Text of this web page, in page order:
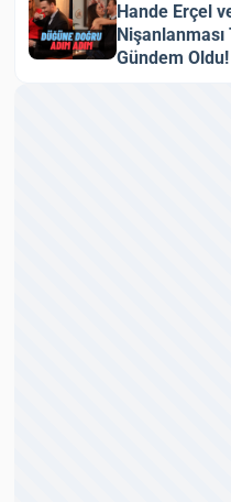
Hande Erçel
Gündem